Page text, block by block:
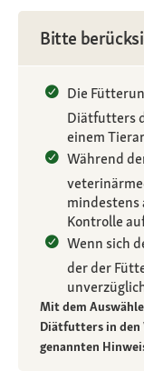
Bitte
Die
Diätfutters
einem
Während
mindestens
Kontrolle
Wenn sich
der der
Mit dem
Diätfutters in den
genannten